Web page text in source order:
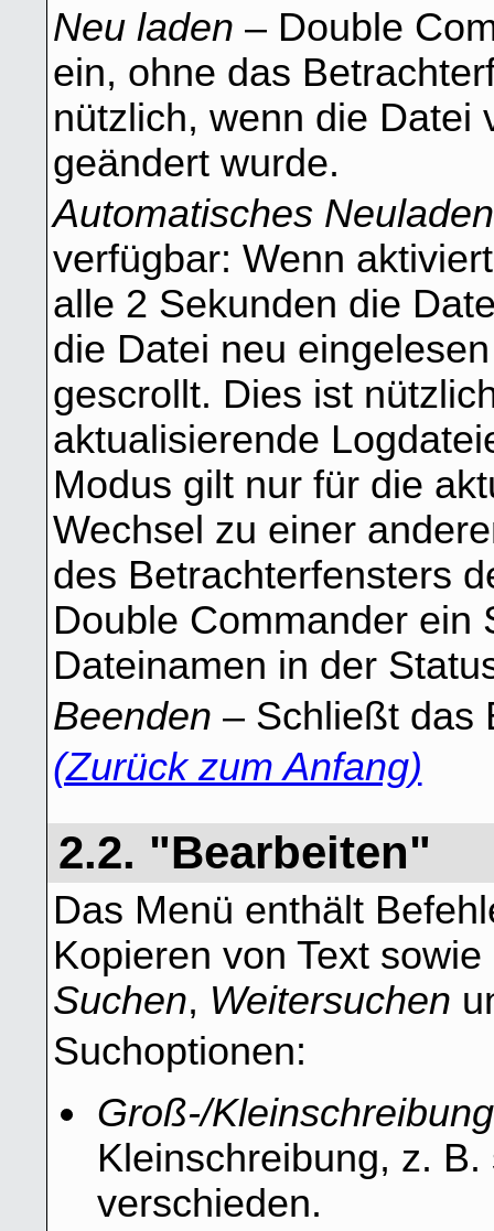
Neu laden – Double
ein, ohne das
nützlich, wenn die Datei
geändert wurde.
Automatisches Neuladen
verfügbar: Wenn
alle 2 Sekunden die
die Datei neu
gescrollt. Dies ist
aktualisierende
Modus gilt nur für die
Wechsel zu einer
des Betrachterfensters
Double Commander ein
Dateinamen in der
Beenden – Schließt das
(Zurück zum Anfang)
2.2. "Bearbeiten"
Das Menü enthält
Kopieren von Text
Suchen, Weitersuchen
Suchoptionen:
Groß-/Kleinschreibung
Kleinschreibung, z.
verschieden.